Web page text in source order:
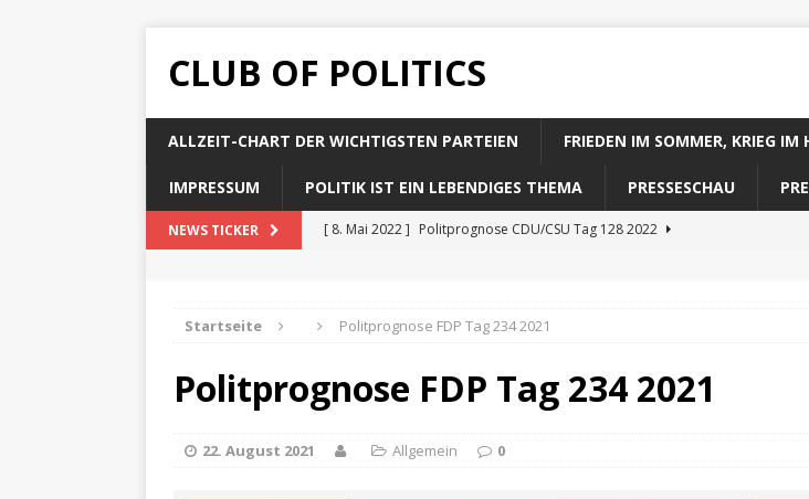
CLUB OF POLITICS
ALLZEIT-CHART DER WICHTIGSTEN PARTEIEN FRIEDEN IM SOMMER, KRIEG IM
IMPRESSUM POLITIK IST EIN LEBENDIGES THEMA PRESSESCHAU
NEWS TICKER [ 8. Mai 2022 ] Politprognose CDU/CSU Tag 128 2022
[ 8. Mai 2022 ]
Politprognose Koalitionsrechner Tag 128 2022
Startseite Politprognose FDP Tag 234 2021
Politprognose FDP Tag 234 2021
22. August 2021 Allgemein 0